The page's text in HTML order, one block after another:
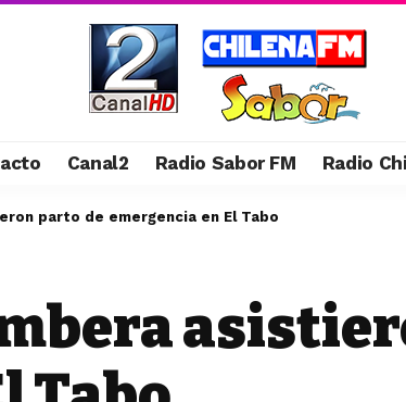
Canal2 Radio Sabor FM Radio
parto de emergencia en El Tabo